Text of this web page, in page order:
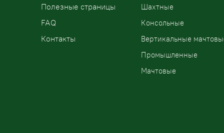
Полезные страницы
FAQ
Контакты
Шахтные
Консольные
Вертикальные
Промышленные
Мачтовые